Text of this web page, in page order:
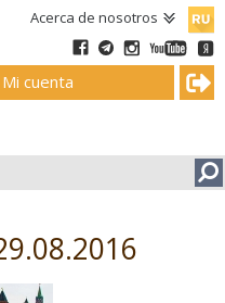
Acerca de nosotros
Mi cuenta